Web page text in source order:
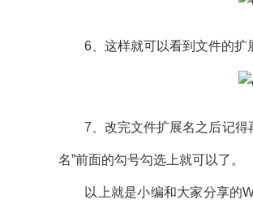
6、这样就可以看到文件的扩展
7、改完文件扩展名之后记得再
名”前面的勾号勾选上就可以了。
以上就是小编和大家分享的